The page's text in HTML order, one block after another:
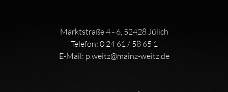
Marktstraße 4 - 6, 52428 Jülich
Telefon: 0 24 61 / 58 65 1
E-Mail: p.weitz@mainz-weitz.de